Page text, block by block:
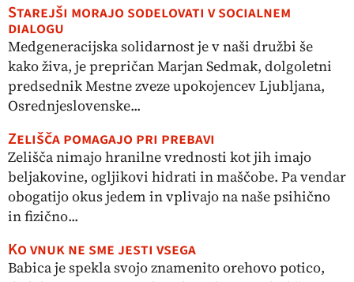
Starejši morajo sodelovati v socialnem
dialogu
Medgeneracijska solidarnost je v naši družbi še
kako živa, je prepričan Marjan Sedmak, dolgoletni
predsednik Mestne zveze upokojencev Ljubljana,
Osrednjeslovenske...
Zelišča pomagajo pri prebavi
Zelišča nimajo hranilne vrednosti kot jih imajo
beljakovine, ogljikovi hidrati in maščobe. Pa vendar
obogatijo okus jedem in vplivajo na naše psihično
in fizično...
Ko vnuk ne sme jesti vsega
Babica je spekla svojo znamenito orehovo potico,